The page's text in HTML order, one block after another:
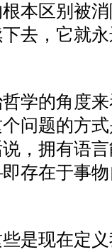
本区别被
去，它就
学的角度
问题的方
，拥有语
即存在于事
是现在定